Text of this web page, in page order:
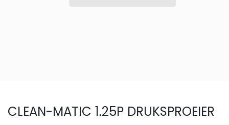
CLEAN-MATIC 1.25P DRUKSPROEIER